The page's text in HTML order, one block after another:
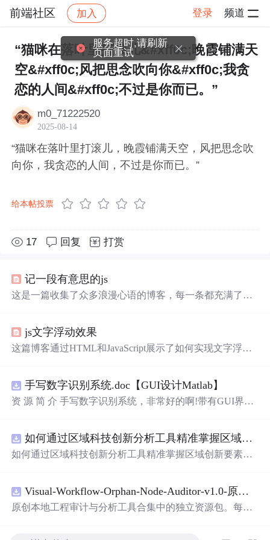
前端社区 加入 登录 频道
社区 前端社区 感慨 帖子详情
“猫咪在落叶里打滚儿&#xff0c;晚霞铺满天
空&#xff0c;风把思念吹向你&#xff0c;我贪
恋的人间&#xff0c;不过是你而已。”
m0_71222520
2025-08-14
“猫咪在落叶里打滚儿，晚霞铺满天空，风把思念吹
向你，我贪恋的人间，不过是你而已。”
给本帖投票
17 回复 打赏
记一段有意思的js
这是一篇收集了众多浪漫心语的博客，每一条都充满了甜
的独特情感，仿佛每个瞬间都因你而闪耀。这些话语如同
繁星，照亮了平凡的日子，让人感受到爱的力量和美好。
js文字浮动效果
这篇博客通过HTML和JavaScript展示了如何实现文字浮动
在页面上随机飘动的视觉效果。此外，文中还包含了对CS
S样式和JavaScript事件监听的运用，增加了互动性和趣味
手写数字识别系统.doc【GUI设计Matlab】
资 源 简 介 手写数字识别系统，非常好的啊!带有GUI界
带有直观的图形用户界面（GUI），非常容易使用。你只
需要将手写数字输入系统，它将立即给出准确的识别结
是一个非常方便和实用的工具，你一定会喜欢它的！
如何通过区域科技创新分析工具精准掌握区域创新要素分布与产业链融合现状？.docx
如何通过区域科技创新分析工具精准掌握区域创新要素分
Visual-Workflow-Orphan-Node-Auditor-v1.0-原创源码与文档.zip
原创本地工程审计与分析工具合集中的独立资源包。每个
服务超时,请刷新
页面重试